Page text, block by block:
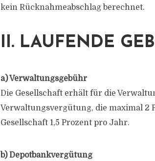
kein Rücknahmeabschlag berechnet.
II. LAUFENDE
a) Verwaltungsgebühr
Die Gesellschaft erhält für die
Verwaltungsvergütung, die maximal 2
Gesellschaft 1,5 Prozent pro Jahr.
b) Depotbankvergütung